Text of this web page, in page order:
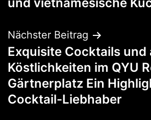
Nächster Beitrag
Exquisite Cocktails und
Köstlichkeiten im QYU
Gärtnerplatz Ein
Cocktail-Liebhaber